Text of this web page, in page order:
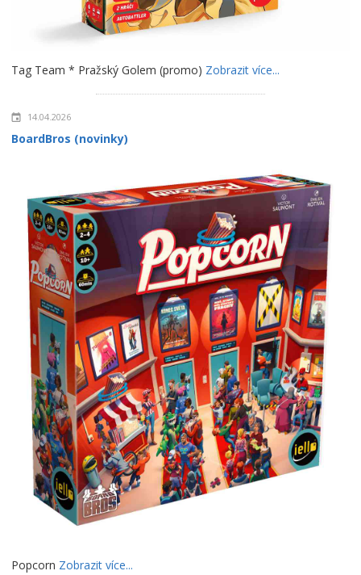
Tag Team * Pražský Golem (promo) Zobrazit více...
14.04.2026
BoardBros (novinky)
Popcorn Zobrazit více...